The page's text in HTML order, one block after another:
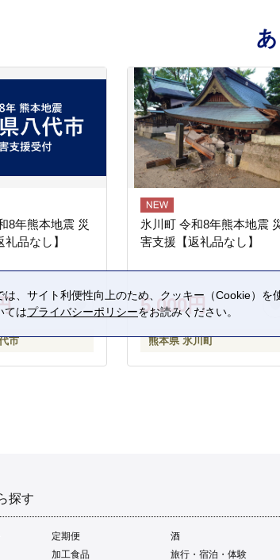
8年熊本地震 災
品なし】
市
氷川町 令和8年熊本地震
害支援【返礼品なし】
5,000円
熊本県 氷川町
探す
定期便
酒
加工食品 旅行・宿泊・体験
は、サイト利便性向上のため、クッキー（Cookie）
てはプライバシーポリシーをお読みください。